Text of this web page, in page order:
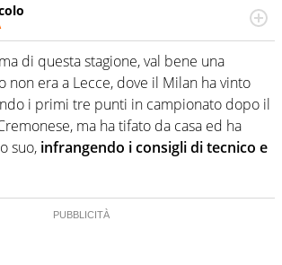
ha seguito numerose manifestazioni
con agenzie e testate. Esperienza,
conoscenza e memoria storica. Si occupa
di calcio
di questa stagione, val bene una
non era a Lecce, dove il Milan ha vinto
i primi tre punti in campionato dopo il
ma ha tifato da casa ed ha
suo, infrangendo i consigli di tecnico e